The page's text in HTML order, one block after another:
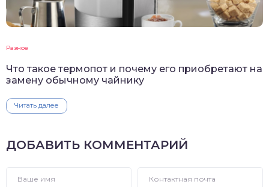
Разное
Что такое термопот и почему его приобретают на
замену обычному чайнику
Читать далее
ДОБАВИТЬ КОММЕНТАРИЙ